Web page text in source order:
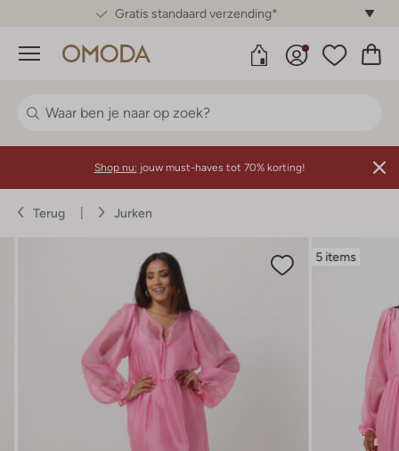
Gratis standaard verzending*
Menu
Shop nu: jouw must-haves tot 70% korting!
Terug Jurken
5 items